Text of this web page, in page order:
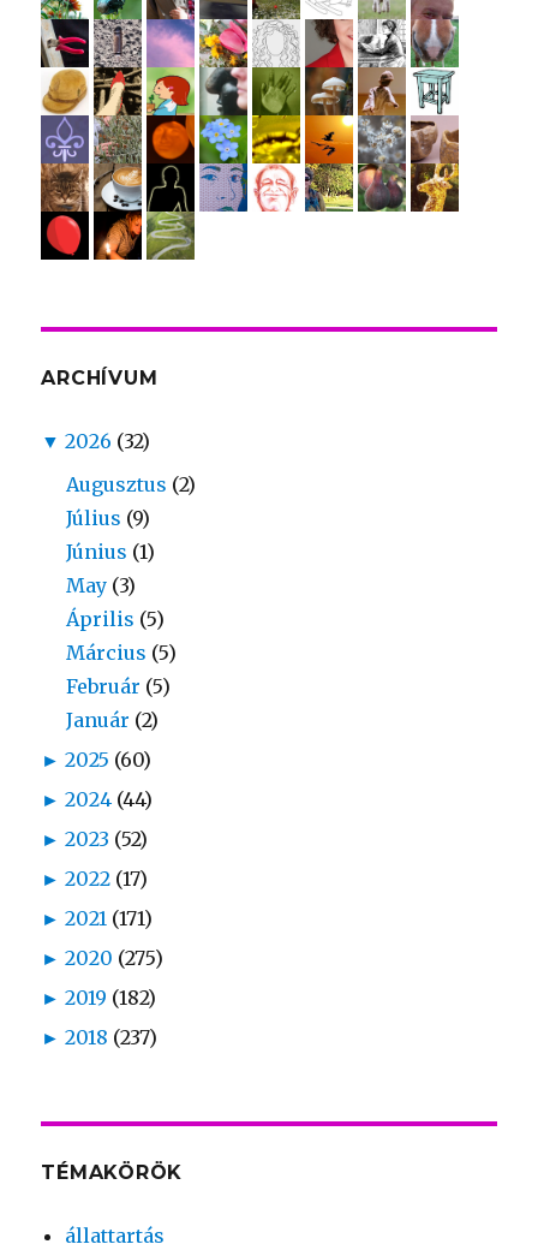
ARCHÍVUM
▼ 2026 (32)
Augusztus (2)
Július (9)
Június (1)
May (3)
Április (5)
Március (5)
Február (5)
Január (2)
► 2025 (60)
► 2024 (44)
► 2023 (52)
► 2022 (17)
► 2021 (171)
► 2020 (275)
► 2019 (182)
► 2018 (237)
TÉMAKÖRÖK
állattartás